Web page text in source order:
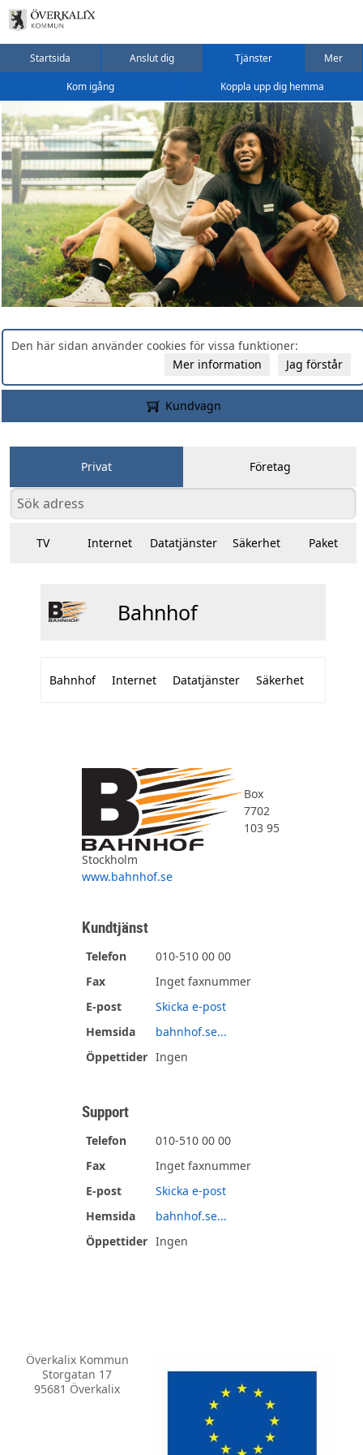
Startsida Anslut dig Tjänster Mer
Kom igång Koppla upp dig hemma
Den här sidan använder cookies för vissa funktioner:
Jag förstår
Mer information
Kundvagn
Privat Företag
TV Internet Datatjänster Säkerhet Paket
Bahnhof
Bahnhof Internet Datatjänster Säkerhet
Box
7702
103 95
Stockholm
www.bahnhof.se
Kundtjänst
Telefon
010-510 00 00
Fax
Inget faxnummer
E-post
Skicka e-post
Hemsida
bahnhof.se...
Öppettider Ingen
Support
Telefon
010-510 00 00
Fax
Inget faxnummer
E-post
Skicka e-post
Hemsida
bahnhof.se...
Öppettider Ingen
Överkalix Kommun
Storgatan 17
95681 Överkalix